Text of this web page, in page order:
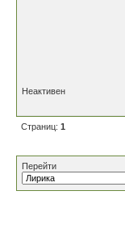
Неактивен
Страниц: 1
Перейти